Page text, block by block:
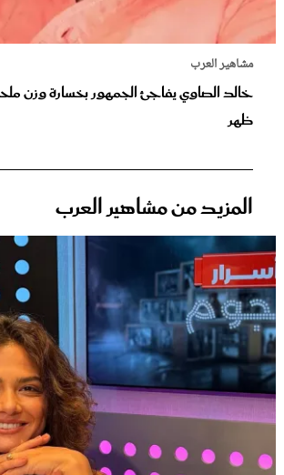
مشاهير العرب
خالد الصاوي يفاجئ الجمهور بخسارة وزن
ظهر
المزيد من مشاهير العرب